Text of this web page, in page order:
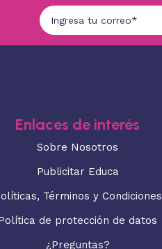
Enlaces de interés
Sobre Nosotros
Publicitar Educa
Términos y Condiciones
de protección de datos
¿Preguntas?